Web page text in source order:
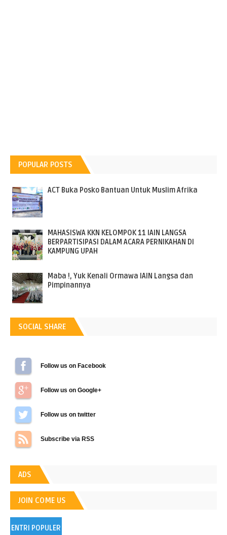
POPULAR POSTS
ACT Buka Posko Bantuan Untuk Muslim Afrika
MAHASISWA KKN KELOMPOK 11 IAIN LANGSA
BERPARTISIPASI DALAM ACARA PERNIKAHAN DI
KAMPUNG UPAH
Maba !, Yuk Kenali Ormawa IAIN Langsa dan
Pimpinannya
SOCIAL SHARE
Follow us on Facebook
Follow us on Google+
Follow us on Twitter
Subscribe via RSS
ADS
JOIN COME US
ENTRI POPULER